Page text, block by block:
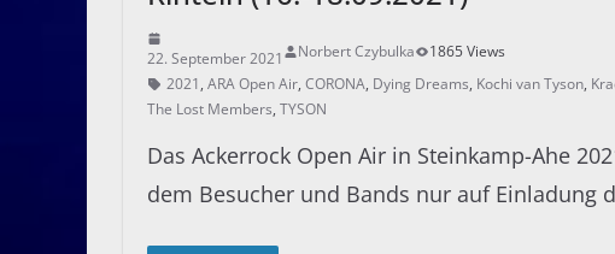
22. September 2021 Norbert Czybulka
1865 Views
2021, ARA Open Air, CORONA, Dying Dreams, Kochi van Tyson,
The Lost Members, TYSON
Das Ackerrock Open Air in Steinkamp-Ahe
dem Besucher und Bands nur auf Einladung